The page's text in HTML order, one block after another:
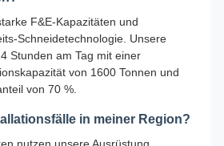
F&E-Kapazitäten und
Schneidetechnologie. Unsere
Stunden am Tag mit einer
von 1600 Tonnen und
von 70 %.
in meiner Region?